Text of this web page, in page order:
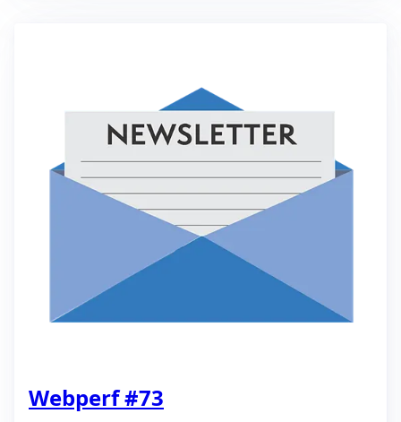
Webperf #73